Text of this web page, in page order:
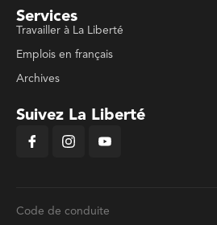
Services
Travailler à La Liberté
Emplois en français
Archives
Suivez La Liberté
Code de conduite